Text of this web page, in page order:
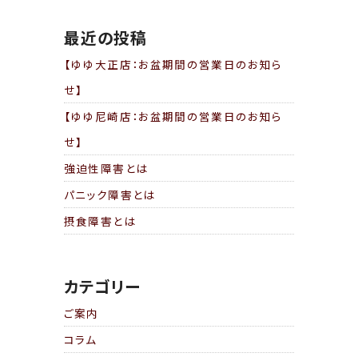
最近の投稿
【ゆゆ大正店：お盆期間の営業日のお知ら
せ】
【ゆゆ尼崎店：お盆期間の営業日のお知ら
せ】
強迫性障害とは
パニック障害とは
摂食障害とは
カテゴリー
ご案内
コラム